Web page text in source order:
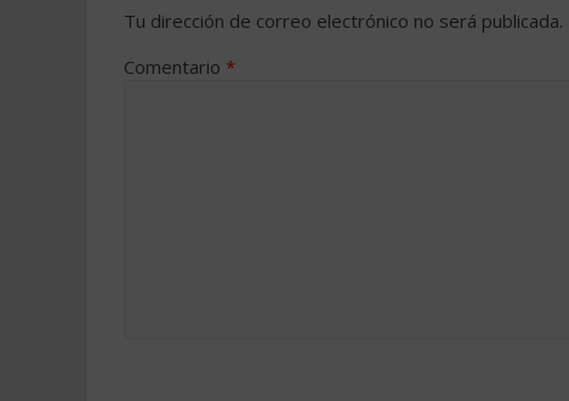
Tu dirección de correo electrónico no será publicada.
Comentario *